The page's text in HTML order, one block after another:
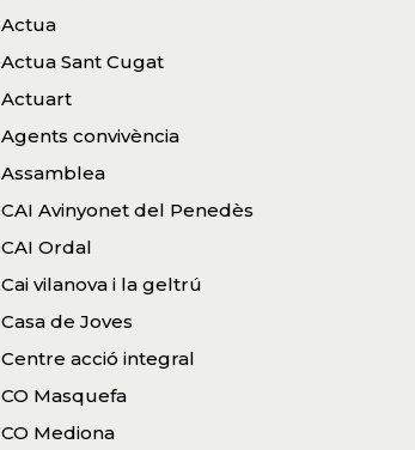
Actua
Actua Sant Cugat
Actuart
Agents convivència
Assamblea
CAI Avinyonet del Penedès
CAI Ordal
Cai vilanova i la geltrú
Casa de Joves
Centre acció integral
CO Masquefa
CO Mediona